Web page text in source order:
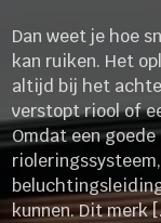
Dan weet je hoe
kan ruiken. Het
altijd bij het
verstopt riool of
Omdat een
kunnen. Dit merk